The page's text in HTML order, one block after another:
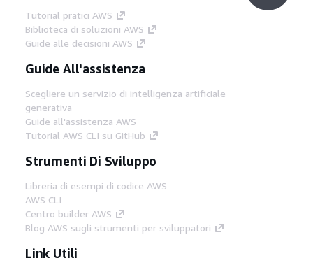
Tutorial pratici AWS
Biblioteca di soluzioni AWS
Guide alle decisioni AWS
Guide All'assistenza
Scegliere un servizio di intelligenza artificiale
generativa
Guide all'assistenza AWS
Tutorial AWS CLI su GitHub
Strumenti Di Sviluppo
Libreria di esempi di codice AWS
AWS CLI
Centro builder AWS
Blog AWS sugli strumenti per sviluppatori
Link Utili